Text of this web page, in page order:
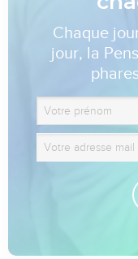
Chaque
jour, la